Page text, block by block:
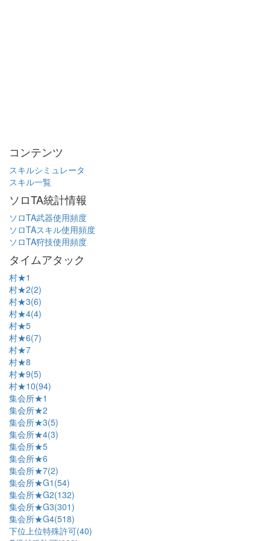
コンテンツ
スキルシミュレータ
スキル一覧
ソロTA統計情報
ソロTA武器使用頻度
ソロTAスキル使用頻度
ソロTA狩技使用頻度
タイムアタック
村★1
村★2(2)
村★3(6)
村★4(4)
村★5
村★6(7)
村★7
村★8
村★9(5)
村★10(94)
集会所★1
集会所★2
集会所★3(5)
集会所★4(3)
集会所★5
集会所★6
集会所★7(2)
集会所★G1(54)
集会所★G2(132)
集会所★G3(301)
集会所★G4(518)
下位上位特殊許可(40)